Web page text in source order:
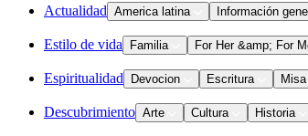
Actualidad America latina Información
Estilo de vida Familia For Her &amp; For
Espiritualidad Devocion Escritura
Descubrimiento Arte Cultura Historia